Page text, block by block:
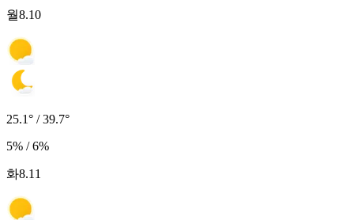
월8.10
25.1° / 39.7°
5% / 6%
화8.11